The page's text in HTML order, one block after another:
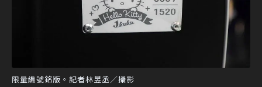
限量編號銘版。記者林昱丞／攝影